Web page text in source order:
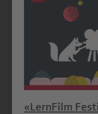
«LernFilm